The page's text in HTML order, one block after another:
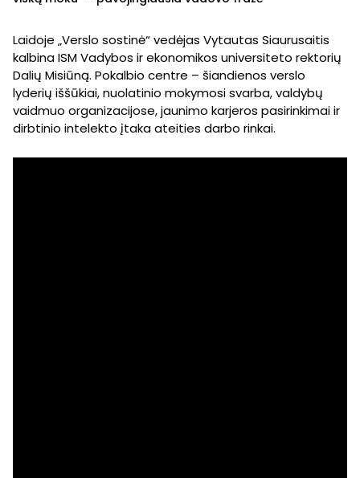
Laidoje „Verslo sostinė“ vedėjas Vytautas Siaurusaitis
kalbina ISM Vadybos ir ekonomikos universiteto rektorių
Dalių Misiūną. Pokalbio centre – šiandienos verslo
lyderių iššūkiai, nuolatinio mokymosi svarba, valdybų
vaidmuo organizacijose, jaunimo karjeros pasirinkimai ir
dirbtinio intelekto įtaka ateities darbo rinkai.